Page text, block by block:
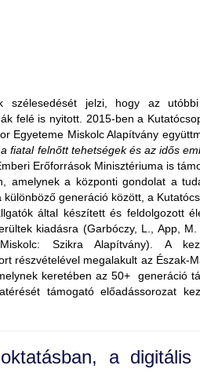
szélesedését jelzi, hogy az
felé is nyitott. 2015-ben a
Egyeteme Miskolc Alapítvány
fiatal felnőtt tehetségek és az idős
Erőforrások Minisztériuma is
amelynek a központi gondolat a
generáció között, a
által készített és feldolgozott
kiadásra (Garbóczy, L., App,
Szikra Alapítvány). A
részvételével megalakult az Észak-
keretében az 50+ generáció
támogató előadássorozat
a digitális